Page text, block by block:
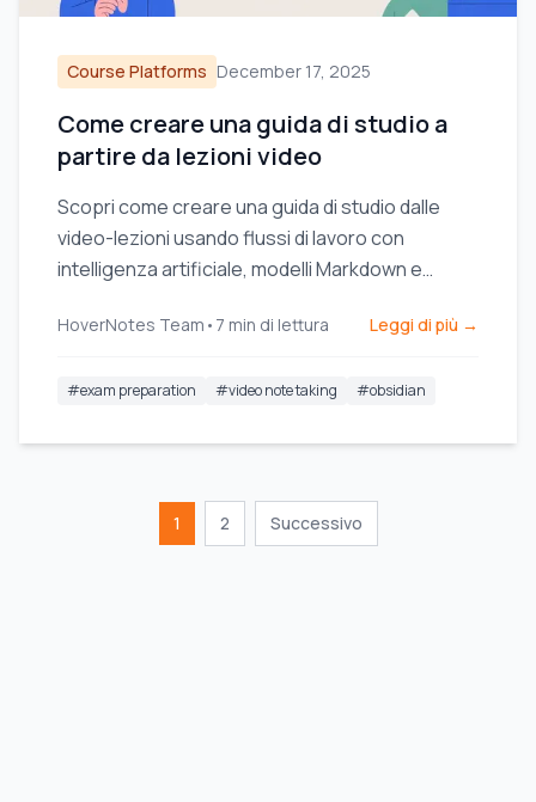
Course Platforms December 17, 2025
Come creare una guida di studio a
partire da lezioni video
Scopri come creare una guida di studio dalle
video-lezioni usando flussi di lavoro con
intelligenza artificiale, modelli Markdown e
memorizzazione e rendere lo studio più
HoverNotes Team • 7 min di lettura Leggi di più →
#exam preparation #video note taking #obsidian
1 2 Successivo